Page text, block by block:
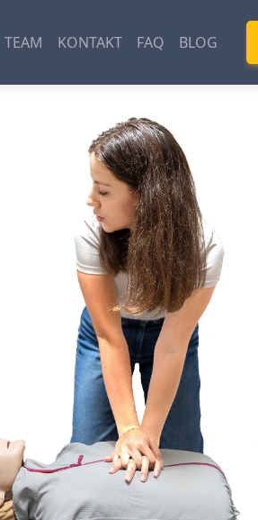
TEAM KONTAKT FAQ BLOG